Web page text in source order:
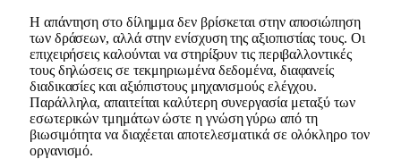
Η απάντηση στο δίλημμα δεν βρίσκεται στην αποσιώπηση
των δράσεων, αλλά στην ενίσχυση της αξιοπιστίας τους. Οι
επιχειρήσεις καλούνται να στηρίξουν τις περιβαλλοντικές
τους δηλώσεις σε τεκμηριωμένα δεδομένα, διαφανείς
διαδικασίες και αξιόπιστους μηχανισμούς ελέγχου.
Παράλληλα, απαιτείται καλύτερη συνεργασία μεταξύ των
εσωτερικών τμημάτων ώστε η γνώση γύρω από τη
βιωσιμότητα να διαχέεται αποτελεσματικά σε ολόκληρο τον
οργανισμό.